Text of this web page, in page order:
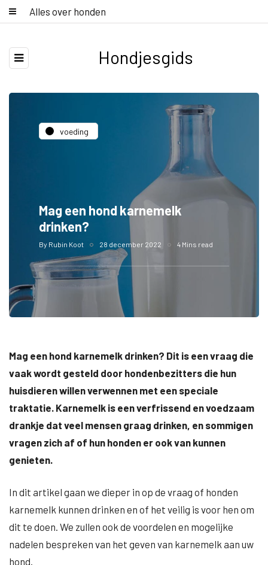
Alles over honden
Hondjesgids
voeding
Mag een hond karnemelk
drinken?
By Rubin Koot 28 december 2022 4 Mins read
Mag een hond karnemelk drinken? Dit is een vraag die
vaak wordt gesteld door hondenbezitters die hun
huisdieren willen verwennen met een speciale
traktatie. Karnemelk is een verfrissend en voedzaam
drankje dat veel mensen graag drinken, en sommigen
vragen zich af of hun honden er ook van kunnen
genieten.
In dit artikel gaan we dieper in op de vraag of honden
karnemelk kunnen drinken en of het veilig is voor hen om
dit te doen. We zullen ook de voordelen en mogelijke
nadelen bespreken van het geven van karnemelk aan uw
hond.